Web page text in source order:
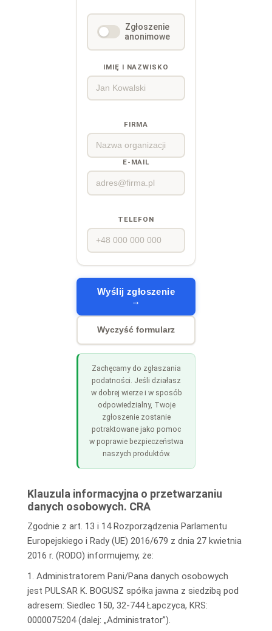
Zgłoszenie
anonimowe
IMIĘ I NAZWISKO
FIRMA
E-MAIL
TELEFON
Wyślij zgłoszenie
→
Wyczyść formularz
Zachęcamy do zgłaszania
podatności. Jeśli działasz
w dobrej wierze i w sposób
odpowiedzialny, Twoje
zgłoszenie zostanie
potraktowane jako pomoc
w poprawie bezpieczeństwa
naszych produktów.
Klauzula informacyjna o przetwarzaniu
danych osobowych. CRA
Zgodnie z art. 13 i 14 Rozporządzenia Parlamentu
Europejskiego i Rady (UE) 2016/679 z dnia 27 kwietnia
2016 r. (RODO) informujemy, że:
1. Administratorem Pani/Pana danych osobowych
jest PULSAR K. BOGUSZ spółka jawna z siedzibą pod
adresem: Siedlec 150, 32-744 Łapczyca, KRS:
0000075204 (dalej: „Administrator”).